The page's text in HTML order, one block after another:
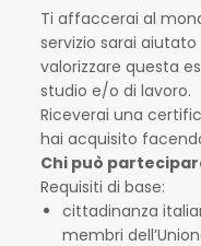
Ti affaccerai al
servizio sarai
valorizzare questa
studio e/o di lavoro.
Riceverai una
hai acquisito
Chi può
Requisiti di base:
cittadinanza
membri